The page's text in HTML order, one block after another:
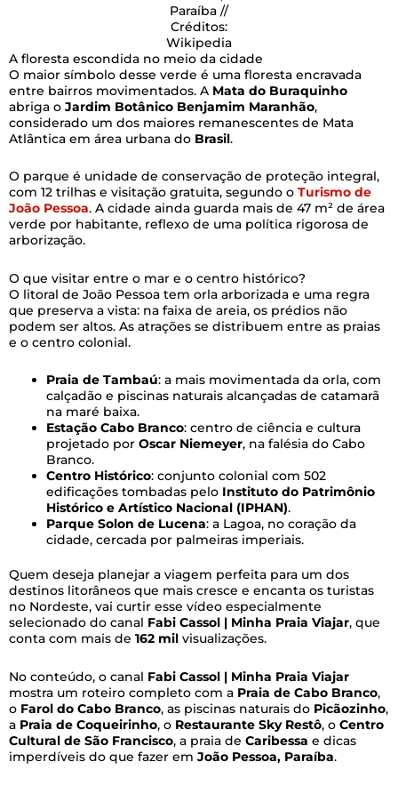
Paraíba //
Créditos:
Wikipedia
A floresta escondida no meio da cidade
O maior símbolo desse verde é uma floresta encravada
entre bairros movimentados. A Mata do Buraquinho
abriga o Jardim Botânico Benjamim Maranhão,
considerado um dos maiores remanescentes de Mata
Atlântica em área urbana do Brasil.
O parque é unidade de conservação de proteção integral,
com 12 trilhas e visitação gratuita, segundo o Turismo de
João Pessoa. A cidade ainda guarda mais de 47 m² de área
verde por habitante, reflexo de uma política rigorosa de
arborização.
O que visitar entre o mar e o centro histórico?
O litoral de João Pessoa tem orla arborizada e uma regra
que preserva a vista: na faixa de areia, os prédios não
podem ser altos. As atrações se distribuem entre as praias
e o centro colonial.
Praia de Tambaú: a mais movimentada da orla, com
calçadão e piscinas naturais alcançadas de catamarã
na maré baixa.
Estação Cabo Branco: centro de ciência e cultura
projetado por Oscar Niemeyer, na falésia do Cabo
Branco.
Centro Histórico: conjunto colonial com 502
edificações tombadas pelo Instituto do Patrimônio
Histórico e Artístico Nacional (IPHAN).
Parque Solon de Lucena: a Lagoa, no coração da
cidade, cercada por palmeiras imperiais.
Quem deseja planejar a viagem perfeita para um dos
destinos litorâneos que mais cresce e encanta os turistas
no Nordeste, vai curtir esse vídeo especialmente
selecionado do canal Fabi Cassol | Minha Praia Viajar, que
conta com mais de 162 mil visualizações.
No conteúdo, o canal Fabi Cassol | Minha Praia Viajar
mostra um roteiro completo com a Praia de Cabo Branco,
o Farol do Cabo Branco, as piscinas naturais do Picãozinho,
a Praia de Coqueirinho, o Restaurante Sky Restô, o Centro
Cultural de São Francisco, a praia de Caribessa e dicas
imperdíveis do que fazer em João Pessoa, Paraíba.